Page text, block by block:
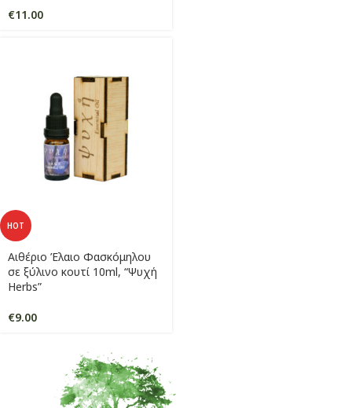
€11.00
HOT
Αιθέριο Έλαιο Φασκόμηλου
σε ξύλινο κουτί 10ml, “Ψυχή
Herbs”
€9.00